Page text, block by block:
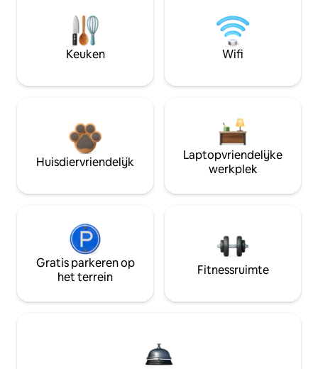
Keuken Wifi
Huisdiervriendelijk
Laptopvriendelijke
werkplek
Gratis parkeren op
het terrein
Fitnessruimte